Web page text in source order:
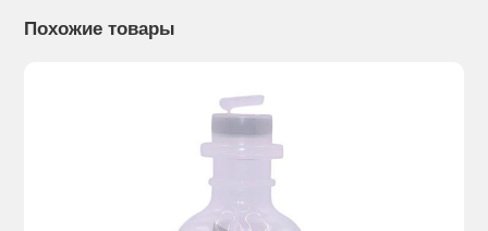
Похожие товары